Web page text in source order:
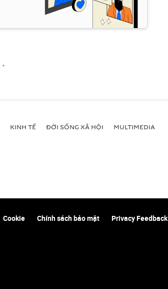
KINH TẾ ĐỜI SỐNG XÃ HỘI MULTIMEDIA
Cookie Chính sách bảo mật Privacy Feedback